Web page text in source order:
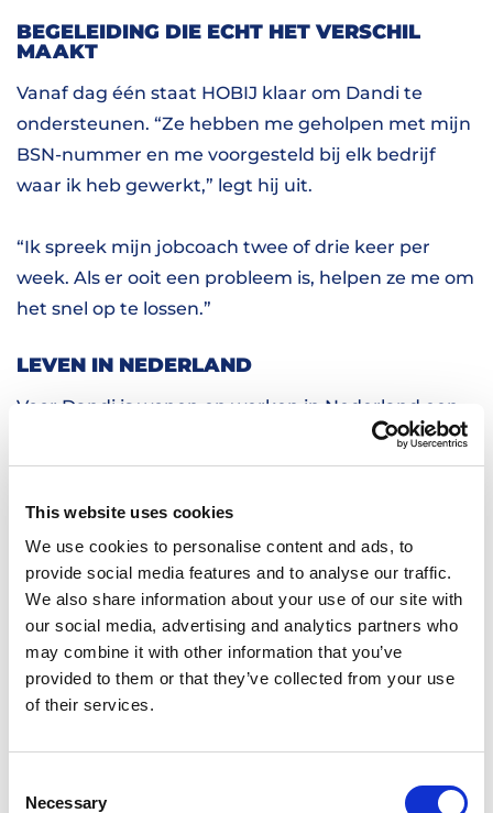
This website uses cookies
We use cookies to personalise content and ads, to
provide social media features and to analyse our traffic.
We also share information about your use of our site with
our social media, advertising and analytics partners who
may combine it with other information that you’ve
provided to them or that they’ve collected from your use
of their services.
Selection
Necessary
BEGELEIDING DIE ECHT HET VERSCHIL
MAAKT
Vanaf dag één staat HOBIJ klaar om Dandi te
ondersteunen. “Ze hebben me geholpen met mijn
BSN-nummer en me voorgesteld bij elk bedrijf
waar ik heb gewerkt,” legt hij uit.
“Ik spreek mijn jobcoach twee of drie keer per
week. Als er ooit een probleem is, helpen ze me om
het snel op te lossen.”
LEVEN IN NEDERLAND
Voor Dandi is wonen en werken in Nederland een
positieve ervaring. “Ik woon hier graag, omdat er
zoveel kansen zijn,” zegt hij. “Het is een veilig land
BEGIN JOUW EIGEN AVONTUUR
Met een beetje steun en veel motivatie heeft
Dandi een nieuw leven vol mogelijkheden
opgebouwd. Ben jij klaar om te ontdekken wat er
vandaag nog jouw volgende kans!